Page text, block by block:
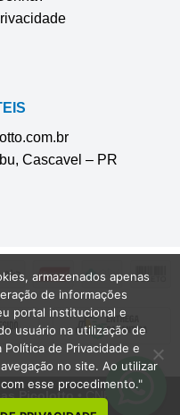
Cascavel – PR
Picolotto• CNPJ
armazenados apenas
de informações
portal institucional e
usuário na utilização de
de Privacidade e
no site. Ao utilizar
esse procedimento."